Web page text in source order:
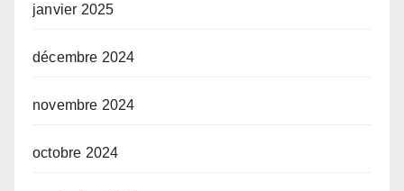
janvier 2025
décembre 2024
novembre 2024
octobre 2024